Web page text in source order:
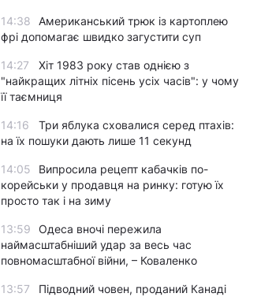
14:38
Американський трюк із картоплею
фрі допомагає швидко загустити суп
14:27
Хіт 1983 року став однією з
"найкращих літніх пісень усіх часів": у чому
її таємниця
14:16
Три яблука сховалися серед птахів:
на їх пошуки дають лише 11 секунд
14:05
Випросила рецепт кабачків по-
корейськи у продавця на ринку: готую їх
просто так і на зиму
13:59
Одеса вночі пережила
наймасштабніший удар за весь час
повномасштабної війни, – Коваленко
13:57
Підводний човен, проданий Канаді